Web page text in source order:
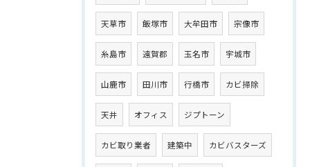
天草市 飯塚市 大牟田市 宗像市
糸島市 遠賀郡 玉名市 宇城市
山鹿市 田川市 行橋市 カビ掃除
天井 オフィス ジプトーン
カビ取り業者 建築中 カビバスターズ